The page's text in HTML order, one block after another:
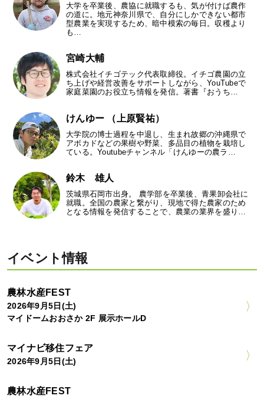
大学を卒業後、農協に就職するも、気が付けば農作
の道に。地元神奈川県で、自分にしかできない都市
型農業を実現するため、暗中模索の毎日。収穫より
も…
宮崎大輔
株式会社イチゴテック代表取締役。イチゴ農園の立
ち上げや経営改善をサポートしながら、YouTubeで
家庭菜園のお役立ち情報を発信。著書『おうち…
けんゆー （上原賢祐）
大学院の博士過程を中退し、生まれ故郷の沖縄県で
アボカドなどの果樹や野菜、多品目の植物を栽培し
ている。Youtubeチャンネル「けんゆーの農ラ…
鈴木 雄人
茨城県石岡市出身。 農学部を卒業後、青果卸会社に
就職。全国の農家と繋がり、現地で得た農家のため
となる情報を発信することで、農業の業界を盛り…
イベント情報
農林水産FEST
2026年9月5日(土)
マイドームおおさか 2F 展示ホールD
マイナビ移住フェア
2026年9月5日(土)
農林水産FEST